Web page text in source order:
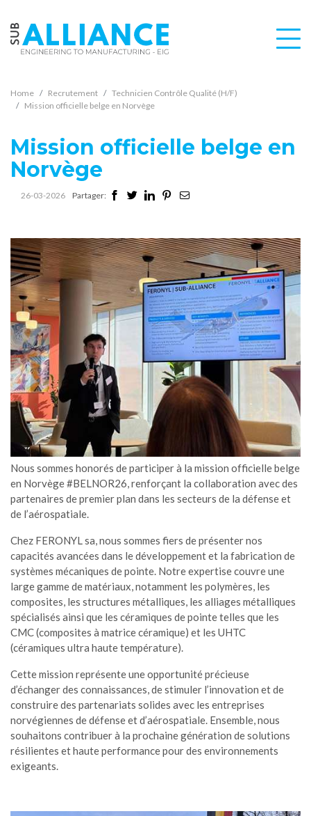
Home Recrutement
Technicien Contrôle Qualité (H/F)
Mission officielle belge en Norvège
Mission officielle belge en
Norvège
26-03-2026 Partager:
Nous sommes honorés de participer à la mission officielle belge
en Norvège #BELNOR26, renforçant la collaboration avec des
partenaires de premier plan dans les secteurs de la défense et
de l’aérospatiale.
Chez FERONYL sa, nous sommes fiers de présenter nos
capacités avancées dans le développement et la fabrication de
systèmes mécaniques de pointe. Notre expertise couvre une
large gamme de matériaux, notamment les polymères, les
composites, les structures métalliques, les alliages métalliques
spécialisés ainsi que les céramiques de pointe telles que les
CMC (composites à matrice céramique) et les UHTC
(céramiques ultra haute température).
Cette mission représente une opportunité précieuse
d’échanger des connaissances, de stimuler l’innovation et de
construire des partenariats solides avec les entreprises
norvégiennes de défense et d’aérospatiale. Ensemble, nous
souhaitons contribuer à la prochaine génération de solutions
résilientes et haute performance pour des environnements
exigeants.